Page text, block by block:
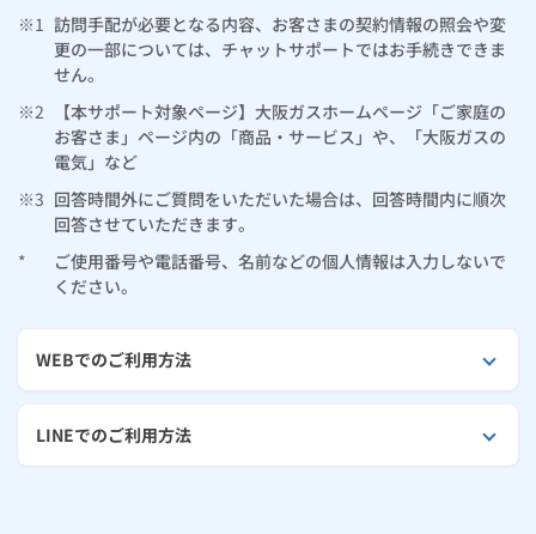
簡単プラン診断
ガスオーブン
食器洗い乾燥機
ガス温水浴室暖房乾燥機
「カワック・ミストカワック」
乾太くん
ガスファンヒーター
取替用ガスコンセント
ガスコード
ガス栓の増設 プラスライン
ルームエアコン
発電・省エネ
太陽光発電
蓄電池
スマイルーフ
エコキュート
警報器・消火器
ぴこぴこ・スマぴこ・けむぴこ
消火器
取扱説明書を探す
お近くのガスのお店
らく得保証
ほっ得定額
リノベーション「マイリノ」
ホームセキュリティ
みるぴこ
スマイLINK
FitDish
めちゃとクーポン
プリゼロ
関西おでかけ納税
ハウスクリーニング
※1 訪問手配が必要となる内容、お客さまの契約情報の照会や変
更の一部については、チャットサポートではお手続きできま
せん。
※2
【本サポート対象ページ】大阪ガスホームページ「ご家庭の
お客さま」ページ内の「商品・サービス」や、「大阪ガスの
電気」など
※3 回答時間外にご質問をいただいた場合は、回答時間内に順次
回答させていただきます。
*
ご使用番号や電話番号、名前などの個人情報は入力しないで
ください。
WEBでのご利用方法
LINEでのご利用方法